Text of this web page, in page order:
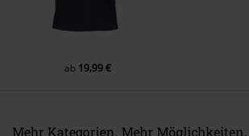
ab 19,99 €
Mehr Kategorien. Mehr Möglichkeiten.